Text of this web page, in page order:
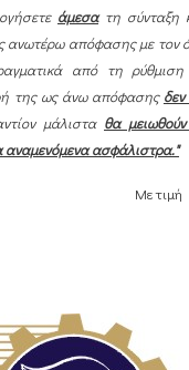
άμεσατη σύνταξη
ανωτέρω απόφασης με τον
από τη ρύθμιση
της ως άνω απόφασης
μάλιστα θα
αναμενόμενα ασφάλιστρα."